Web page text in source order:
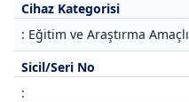
Cihaz Kategorisi
: Eğitim ve Araştırma Amaçlı
Sicil/Seri No
: